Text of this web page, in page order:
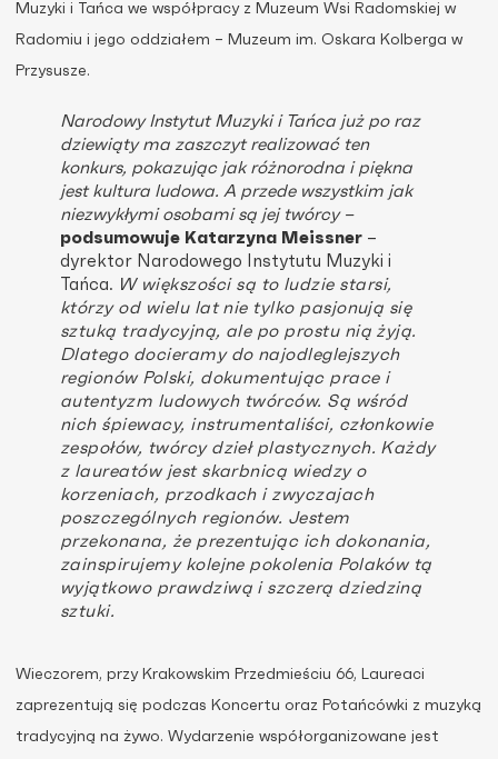
Muzyki i Tańca we współpracy z Muzeum Wsi Radomskiej w
Radomiu i jego oddziałem – Muzeum im. Oskara Kolberga w
Przysusze.
Narodowy Instytut Muzyki i Tańca już po raz
dziewiąty ma zaszczyt realizować ten
konkurs, pokazując jak różnorodna i piękna
jest kultura ludowa. A przede wszystkim jak
niezwykłymi osobami są jej twórcy –
podsumowuje Katarzyna Meissner –
dyrektor Narodowego Instytutu Muzyki i
Tańca. W większości są to ludzie starsi,
którzy od wielu lat nie tylko pasjonują się
sztuką tradycyjną, ale po prostu nią żyją.
Dlatego docieramy do najodleglejszych
regionów Polski, dokumentując prace i
autentyzm ludowych twórców. Są wśród
nich śpiewacy, instrumentaliści, członkowie
zespołów, twórcy dzieł plastycznych. Każdy
z laureatów jest skarbnicą wiedzy o
korzeniach, przodkach i zwyczajach
poszczególnych regionów. Jestem
przekonana, że prezentując ich dokonania,
zainspirujemy kolejne pokolenia Polaków tą
wyjątkowo prawdziwą i szczerą dziedziną
sztuki.
Wieczorem, przy Krakowskim Przedmieściu 66, Laureaci
zaprezentują się podczas Koncertu oraz Potańcówki z muzyką
tradycyjną na żywo. Wydarzenie współorganizowane jest